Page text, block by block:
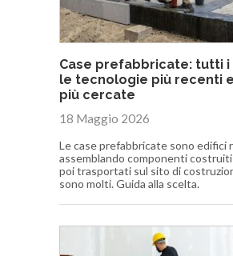
Case prefabbricate: tutti i
le tecnologie più recenti e
più cercate
18 Maggio 2026
Le case prefabbricate sono edifici
assemblando componenti
poi trasportati sul sito di
sono molti. Guida alla scelta.